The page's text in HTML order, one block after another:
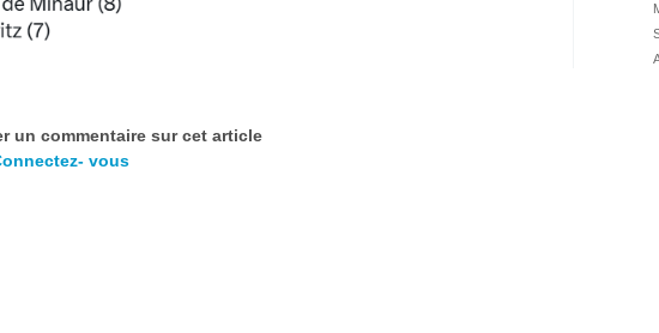
un commentaire sur cet article
vous